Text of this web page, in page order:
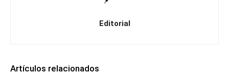
Editorial
Artículos relacionados